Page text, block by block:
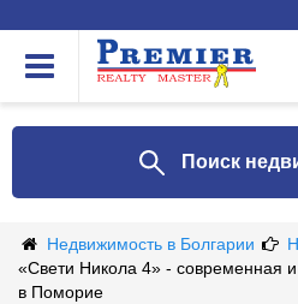
Поиск
Недвижимость в Болгарии
«Свети Никола 4» - современная
в Поморие